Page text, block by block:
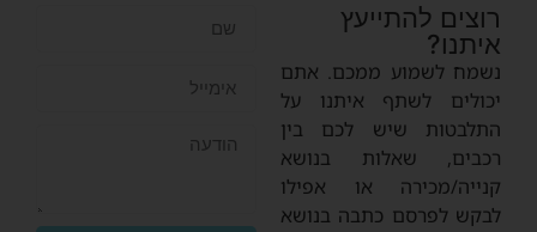
רוצים להתייעץ
איתנו?
נשמח לשמוע ממכם. אתם
יכולים לשתף איתנו על
התלבטות שיש לכם בין
רכבים, שאלות בנושא
קנייה/מכירה או אפילו
לבקש לפרסם כתבה בנושא